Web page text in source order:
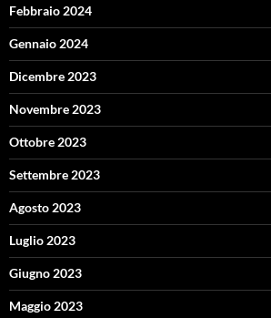
Febbraio 2024
Gennaio 2024
Dicembre 2023
Novembre 2023
Ottobre 2023
Settembre 2023
Agosto 2023
Luglio 2023
Giugno 2023
Maggio 2023